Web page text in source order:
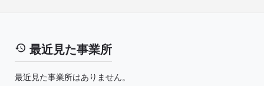
最近見た事業所
最近見た事業所はありません。